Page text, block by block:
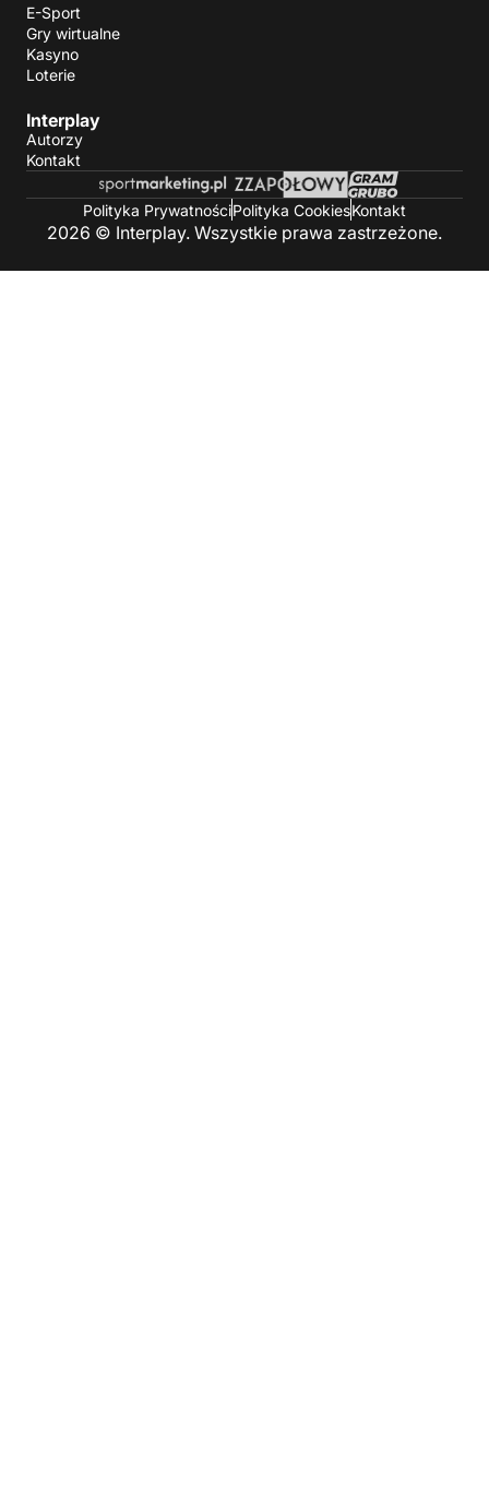
E-Sport
Gry wirtualne
Kasyno
Loterie
Interplay
Autorzy
Kontakt
Polityka PrywatnościPolityka CookiesKontakt
2026 © Interplay. Wszystkie prawa zastrzeżone.